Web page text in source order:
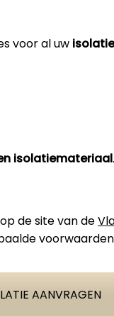
voor al uw
isolatiemateriaal.
de site van de
AANVRAGEN